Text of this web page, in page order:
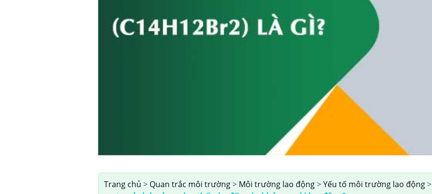
Trang chủ > Quan trắc môi trường> Môi trường lao động>Yếu tố môi trường lao động>